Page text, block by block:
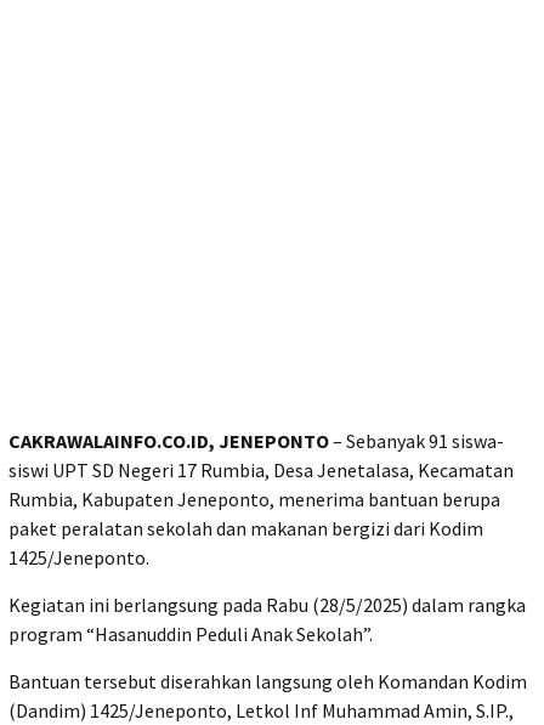
CAKRAWALAINFO.CO.ID, JENEPONTO– Sebanyak 91 siswa-
siswi UPT SD Negeri 17 Rumbia, Desa Jenetalasa, Kecamatan
Rumbia, Kabupaten Jeneponto, menerima bantuan berupa
paket peralatan sekolah dan makanan bergizi dari Kodim
1425/Jeneponto.
‎Kegiatan ini berlangsung pada Rabu (28/5/2025) dalam rangka
program “Hasanuddin Peduli Anak Sekolah”.
‎Bantuan tersebut diserahkan langsung oleh Komandan Kodim
(Dandim) 1425/Jeneponto, Letkol Inf Muhammad Amin, S.IP.,